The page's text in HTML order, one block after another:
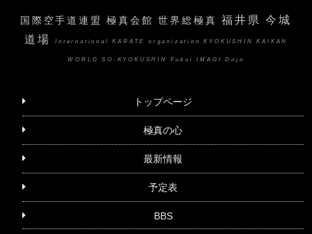
国際空手道連盟 極真会館 世界総極真福井県 今城
道場
International KARATE organization KYOKUSHIN KAIKAN
WORLD SO-KYOKUSHIN Fukui IMAGI Dojo
トップページ
極真の心
最新情報
予定表
BBS